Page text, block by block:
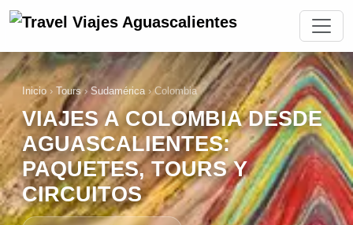
Inicio › Tours ›Sudamérica ›Colombia
VIAJES A COLOMBIA DESDE
AGUASCALIENTES:
PAQUETES, TOURS Y
CIRCUITOS